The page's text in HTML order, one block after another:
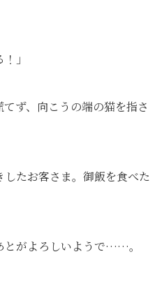
」
ず、向こうの端の猫を指さ
したお客さま。御飯を食べた
とがよろしいようで……。